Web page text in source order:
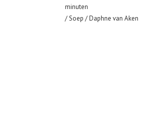
minuten
/Soep / Daphne van Aken